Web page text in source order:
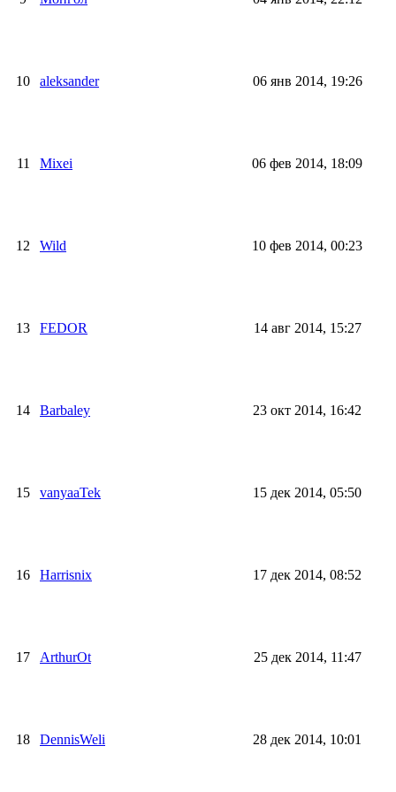
10 aleksander 06 янв 2014, 19:26
11 Mixei 06 фев 2014, 18:09
12 Wild 10 фев 2014, 00:23
13 FEDOR 14 авг 2014, 15:27
14 Barbaley 23 окт 2014, 16:42
15 vanyaaTek 15 дек 2014, 05:50
16 Harrisnix 17 дек 2014, 08:52
17 ArthurOt 25 дек 2014, 11:47
18 DennisWeli 28 дек 2014, 10:01